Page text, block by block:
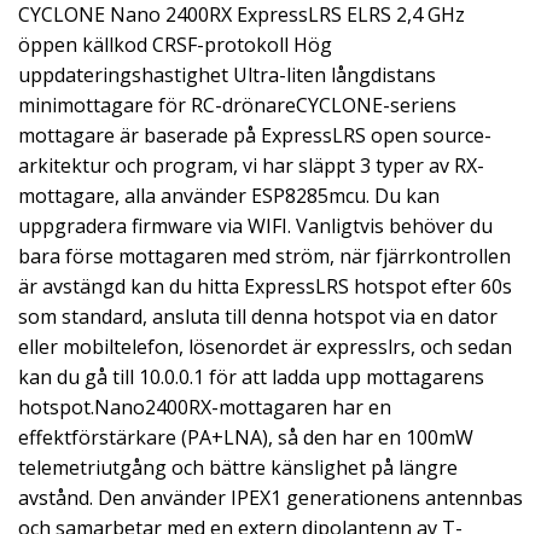
CYCLONE Nano 2400RX ExpressLRS ELRS 2,4 GHz
öppen källkod CRSF-protokoll Hög
uppdateringshastighet Ultra-liten långdistans
minimottagare för RC-drönareCYCLONE-seriens
mottagare är baserade på ExpressLRS open source-
arkitektur och program, vi har släppt 3 typer av RX-
mottagare, alla använder ESP8285mcu. Du kan
uppgradera firmware via WIFI. Vanligtvis behöver du
bara förse mottagaren med ström, när fjärrkontrollen
är avstängd kan du hitta ExpressLRS hotspot efter 60s
som standard, ansluta till denna hotspot via en dator
eller mobiltelefon, lösenordet är expresslrs, och sedan
kan du gå till 10.0.0.1 för att ladda upp mottagarens
hotspot.Nano2400RX-mottagaren har en
effektförstärkare (PA+LNA), så den har en 100mW
telemetriutgång och bättre känslighet på längre
avstånd. Den använder IPEX1 generationens antennbas
och samarbetar med en extern dipolantenn av T-